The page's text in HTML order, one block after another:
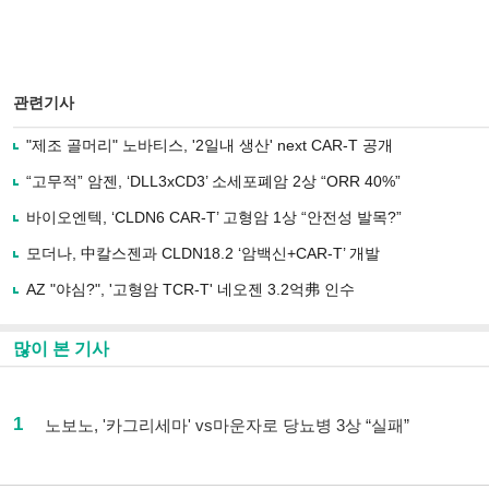
관련기사
"제조 골머리" 노바티스, '2일내 생산' next CAR-T 공개
“고무적” 암젠, ‘DLL3xCD3’ 소세포폐암 2상 “ORR 40%”
바이오엔텍, ‘CLDN6 CAR-T’ 고형암 1상 “안전성 발목?”
모더나, 中칼스젠과 CLDN18.2 ‘암백신+CAR-T’ 개발
AZ "야심?", '고형암 TCR-T' 네오젠 3.2억弗 인수
많이 본 기사
1 노보노, '카그리세마' vs마운자로 당뇨병 3상 “실패”